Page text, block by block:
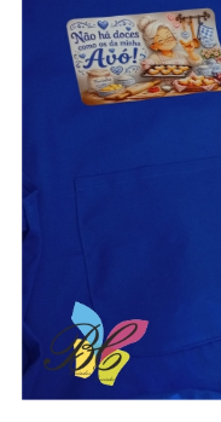
aventais /
porta-moedas